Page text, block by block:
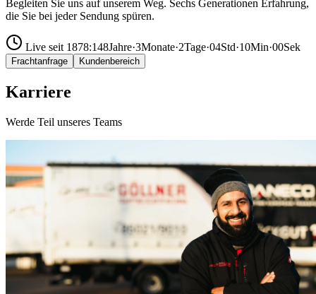
Begleiten Sie uns auf unserem Weg. Sechs Generationen Erfahrung,
die Sie bei jeder Sendung spüren.
Live seit 1878:148Jahre·3Monate·2Tage·04Std·10Min·02Sek
Frachtanfrage Kundenbereich
Karriere
Werde Teil unseres Teams